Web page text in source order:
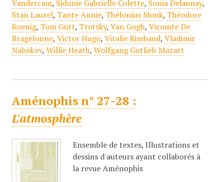
Vandercam, Sidonie Gabrielle Colette, Sonia Delaunay,
Stan Laurel, Tante Annie, Thélonius Monk, Théodore
Koenig, Tom Gutt, Trotsky, Van Gogh, Vicomte De
Bragelonne, Victor Hugo, Vitalie Rimbaud, Vladimir
Nabokov, Willie Heath, Wolfgang Gotlieb Mozart
Aménophis n° 27-28 :
L'atmosphère
Ensemble de textes, Illustrations et
dessins d'auteurs ayant collaborés à
la revue Aménophis